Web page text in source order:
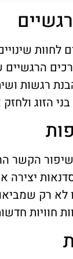
לחוות
הרגשיים
רגשות
בני הזוג
הקשר
יצירה
לא רק
חוויות